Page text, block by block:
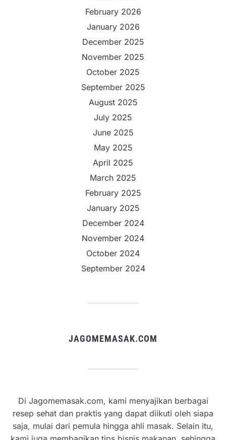
February 2026
January 2026
December 2025
November 2025
October 2025
September 2025
August 2025
July 2025
June 2025
May 2025
April 2025
March 2025
February 2025
January 2025
December 2024
November 2024
October 2024
September 2024
JAGOMEMASAK.COM
Di Jagomemasak.com, kami menyajikan berbagai
resep sehat dan praktis yang dapat diikuti oleh siapa
saja, mulai dari pemula hingga ahli masak. Selain itu,